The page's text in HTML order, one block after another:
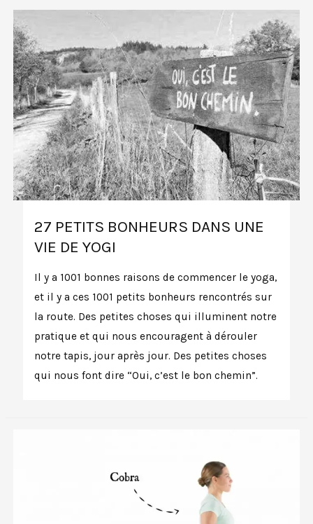
27 PETITS BONHEURS DANS UNE
VIE DE YOGI
Il y a 1001 bonnes raisons de commencer le yoga,
et il y a ces 1001 petits bonheurs rencontrés sur
la route. Des petites choses qui illuminent notre
pratique et qui nous encouragent à dérouler
notre tapis, jour après jour. Des petites choses
qui nous font dire “Oui, c’est le bon chemin”.